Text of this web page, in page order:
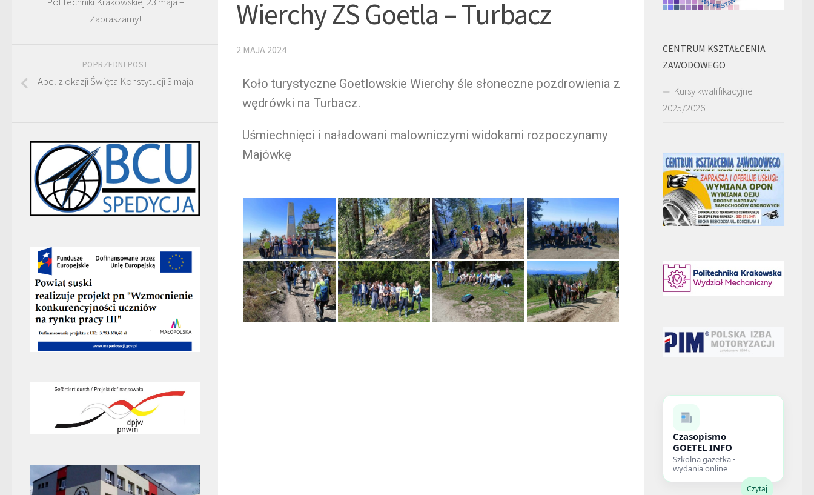
Wierchy ZS Goetla – Turbacz
2 MAJA 2024
Koło turystyczne Goetlowskie Wierchy śle słoneczne pozdrowienia z
wędrówki na Turbacz.
Uśmiechnięci i naładowani malowniczymi widokami rozpoczynamy
Majówkę
Zapraszamy!
POPRZEDNI POST
Apel z okazji Święta Konstytucji 3 maja
CENTRUM KSZTAŁCENIA
ZAWODOWEGO
Kursy kwalifikacyjne
2025/2026
Czasopismo
GOETEL INFO
Szkolna gazetka •
wydania online
Czytaj